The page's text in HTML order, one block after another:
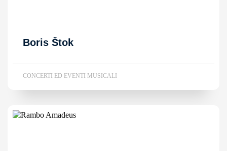
Boris Štok
CONCERTI ED EVENTI MUSICALI